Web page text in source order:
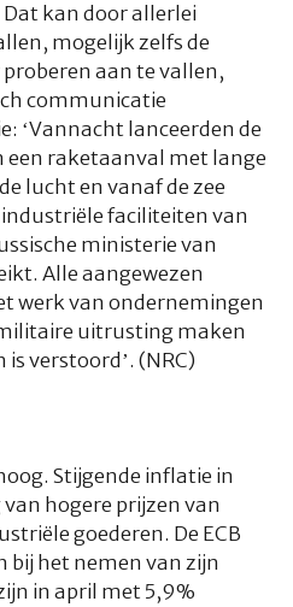
kan door allerlei
mogelijk zelfs de
aan te vallen,
communicatie
‘Vannacht lanceerden de
een raketaanval met lange
lucht en vanaf de zee
faciliteiten van
ministerie van
Alle aangewezen
werk van ondernemingen
uitrusting maken
verstoord’. (NRC)
Stijgende inflatie in
hogere prijzen van
goederen. De ECB
bij het nemen van zijn
in april met 5,9%